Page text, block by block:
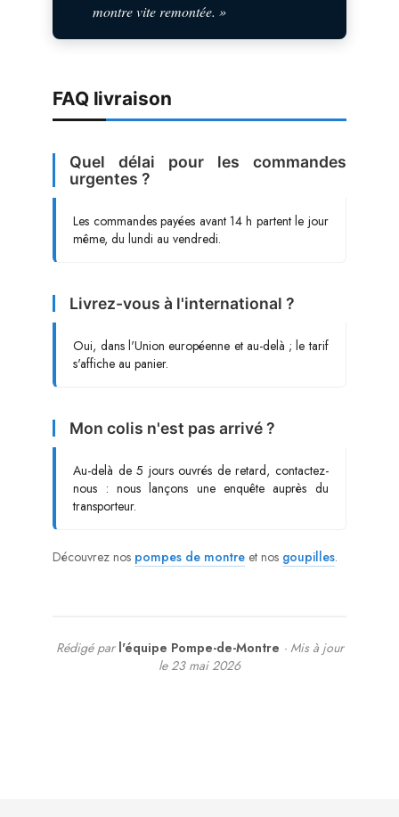
montre vite remontée. »
FAQ livraison
Quel délai pour les commandes
urgentes ?
Les commandes payées avant 14 h partent le jour
même, du lundi au vendredi.
Livrez-vous à l'international ?
Oui, dans l'Union européenne et au-delà ; le tarif
s'affiche au panier.
Mon colis n'est pas arrivé ?
Au-delà de 5 jours ouvrés de retard, contactez-
nous : nous lançons une enquête auprès du
transporteur.
Découvrez nos pompes de montre et nos goupilles.
Rédigé par l'équipe Pompe-de-Montre · Mis à jour
le 23 mai 2026